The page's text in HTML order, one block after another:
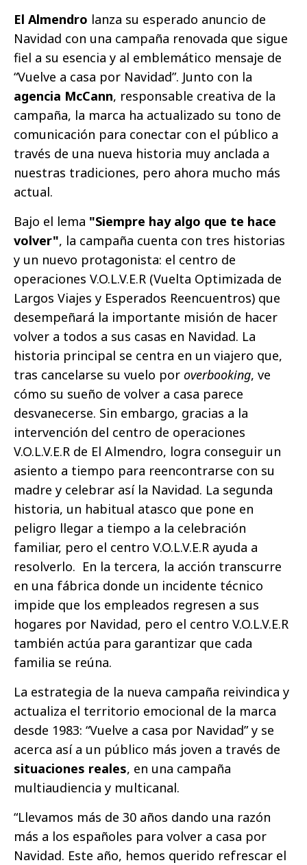
El Almendro lanza su esperado anuncio de
Navidad con una campaña renovada que sigue
fiel a su esencia y al emblemático mensaje de
“Vuelve a casa por Navidad”. Junto con la
agencia McCann, responsable creativa de la
campaña, la marca ha actualizado su tono de
comunicación para conectar con el público a
través de una nueva historia muy anclada a
nuestras tradiciones, pero ahora mucho más
actual.
Bajo el lema "Siempre hay algo que te hace
volver", la campaña cuenta con tres historias
y un nuevo protagonista: el centro de
operaciones V.O.L.V.E.R (Vuelta Optimizada de
Largos Viajes y Esperados Reencuentros) que
desempeñará la importante misión de hacer
volver a todos a sus casas en Navidad. La
historia principal se centra en un viajero que,
tras cancelarse su vuelo por overbooking, ve
cómo su sueño de volver a casa parece
desvanecerse. Sin embargo, gracias a la
intervención del centro de operaciones
V.O.L.V.E.R de El Almendro, logra conseguir un
asiento a tiempo para reencontrarse con su
madre y celebrar así la Navidad. La segunda
historia, un habitual atasco que pone en
peligro llegar a tiempo a la celebración
familiar, pero el centro V.O.L.V.E.R ayuda a
resolverlo. En la tercera, la acción transcurre
en una fábrica donde un incidente técnico
impide que los empleados regresen a sus
hogares por Navidad, pero el centro V.O.L.V.E.R
también actúa para garantizar que cada
familia se reúna.
La estrategia de la nueva campaña reivindica y
actualiza el territorio emocional de la marca
desde 1983: “Vuelve a casa por Navidad” y se
acerca así a un público más joven a través de
situaciones reales, en una campaña
multiaudiencia y multicanal.
“Llevamos más de 30 años dando una razón
más a los españoles para volver a casa por
Navidad. Este año, hemos querido refrescar el